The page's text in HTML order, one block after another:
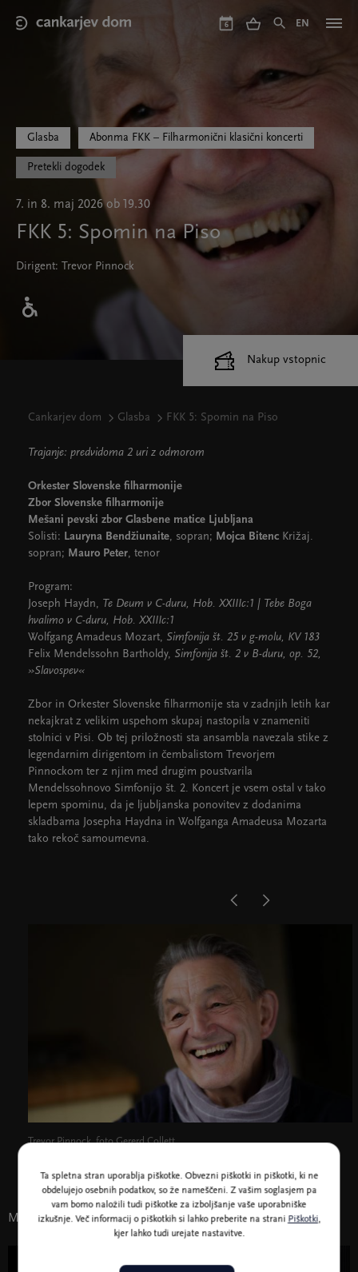
main
6 EN
Glasba Abonma FKK – Filharmonični klasični koncerti
Pretekli dogodek
7. in 8. maj 2026 ob 19.30
FKK 5: Spomin na Piso
Dirigent: Trevor Pinnock
Cankarjev dom Glasba FKK 5: Spomin na Piso
Trajanje: predvidoma 2 uri z odmorom
Orkester Slovenske filharmonije
Zbor Slovenske filharmonije
Mešani pevski zbor Glasbene matice Ljubljana
Solisti: Lauryna Bendžiunaite, sopran; Mojca Bitenc Križaj.
sopran; Mauro Peter, tenor
Program:
Joseph Haydn, Te Deum v C-duru, Hob. XXIIIc:1 | Tebe Boga
hvalimo v C-duru, Hob. XXIIIc:1
Wolfgang Amadeus Mozart, Simfonija št. 25 v g-molu, KV 183
Felix Mendelssohn Bartholdy, Simfonija št. 2 v B-duru, op. 52,
»Slavospev«
Zbor in Orkester Slovenske filharmonije sta v zadnjih letih kar
nekajkrat z velikim uspehom skupaj nastopila v znameniti
stolnici v Pisi. Ob tej priložnosti sta ansambla navezala stike z
legendarnim dirigentom in čembalistom Trevorjem
Pinnockom ter z njim med drugim poustvarila
Mendelssohnovo Simfonijo št. 2. Koncert je vsem ostal v tako
lepem spominu, da je ljubljanska ponovitev z dodanima
skladbama Josepha Haydna in Wolfganga Amadeusa Mozarta
tako rekoč samoumevna.
Nakup vstopnic
Trevor Pinnock, foto Gererd Collett
Morda vas zanima tudi
Ta spletna stran uporablja piškotke. Obvezni piškotki in piškotki, ki ne
obdelujejo osebnih podatkov, so že nameščeni. Z vašim soglasjem pa
vam bomo naložili tudi piškotke za izboljšanje vaše uporabniške
izkušnje. Več informacij o piškotkih si lahko preberite na strani Piškotki,
kjer lahko tudi urejate nastavitve.